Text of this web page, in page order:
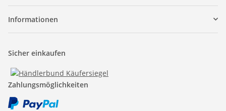
Informationen
Sicher einkaufen
Zahlungsmöglichkeiten